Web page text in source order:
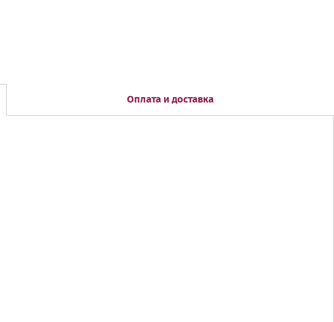
Оплата и доставка